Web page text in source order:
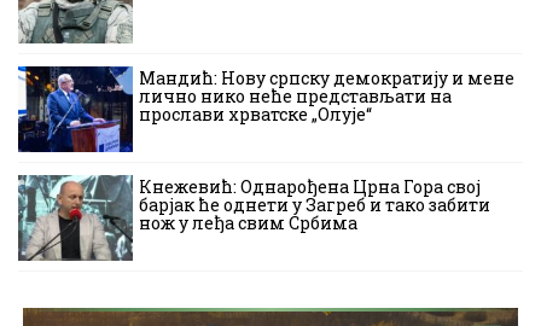
Мандић: Нову српску демократију и мене
лично нико неће представљати на
прослави хрватске „Олује“
Кнежевић: Однарођена Црна Гора свој
барјак ће однети у Загреб и тако забити
нож у леђа свим Србима